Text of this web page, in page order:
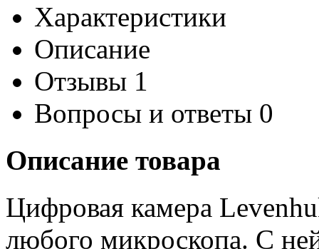
Характеристики
Описание
Отзывы 1
Вопросы и ответы 0
Описание товара
Цифровая камера
любого микроскопа. С